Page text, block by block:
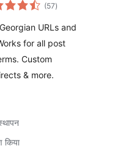
and File
(57दर)
URLs and
for all post
Custom
& more.
किया